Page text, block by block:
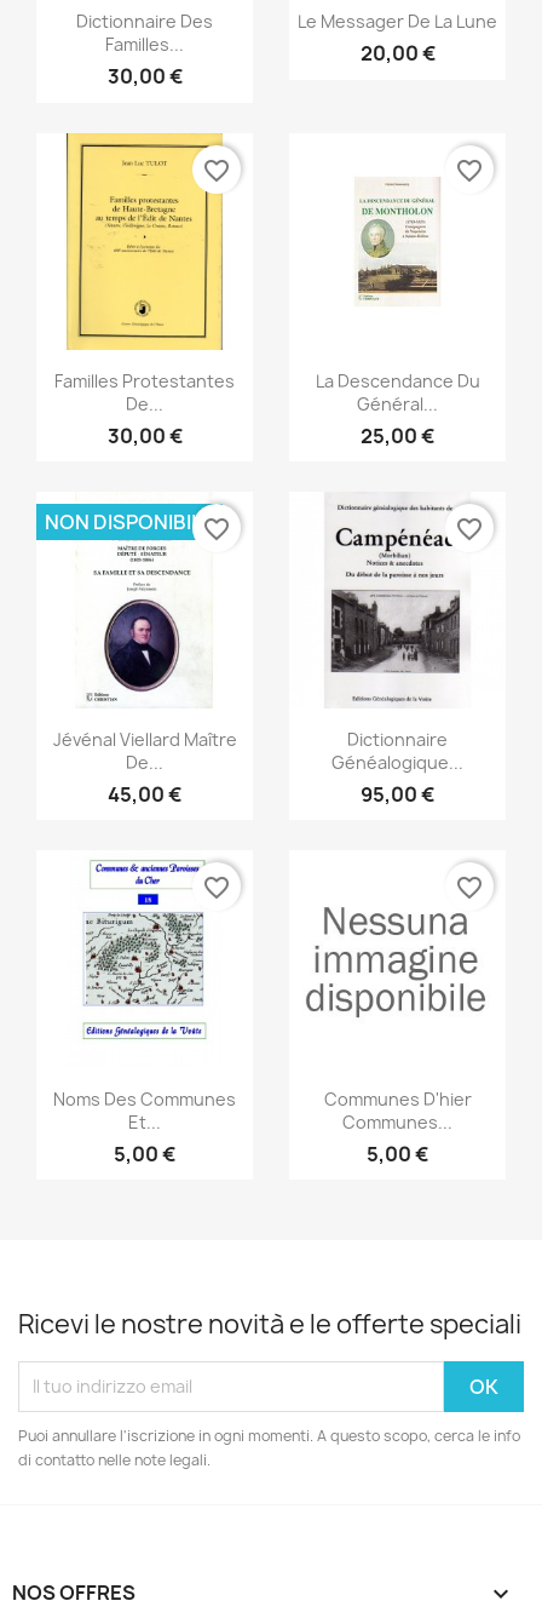
Anteprima
Dictionnaire Des
Familles...
30,00 €
Anteprima
Le Messager De La Lune
20,00 €
Anteprima
Familles Protestantes
De...
30,00 €
favorite_border
Anteprima
La Descendance Du
Général...
25,00 €
favorite_border
Anteprima
Jévénal Viellard Maître
De...
45,00 €
NON DISPONIBILEfavorite_border
Anteprima
Dictionnaire
Généalogique...
95,00 €
favorite_border
Anteprima
Noms Des Communes
Et...
5,00 €
favorite_border
Anteprima
Communes D'hier
Communes...
5,00 €
favorite_border
Ricevi le nostre novità e le offerte speciali
Puoi annullare l'iscrizione in ogni momenti. A questo scopo, cerca le info
di contatto nelle note legali.
NOS OFFRES 